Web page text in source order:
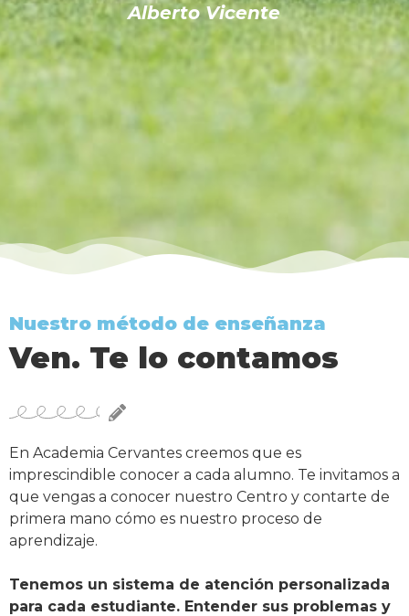
Alberto Vicente
Nuestro método de enseñanza
Ven. Te lo contamos
En Academia Cervantes creemos que es
imprescindible conocer a cada alumno. Te invitamos a
que vengas a conocer nuestro Centro y contarte de
primera mano cómo es nuestro proceso de
aprendizaje.
Tenemos un sistema de atención personalizada
para cada estudiante. Entender sus problemas y